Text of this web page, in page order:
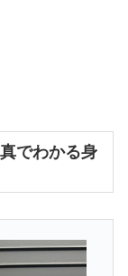
でわかる身